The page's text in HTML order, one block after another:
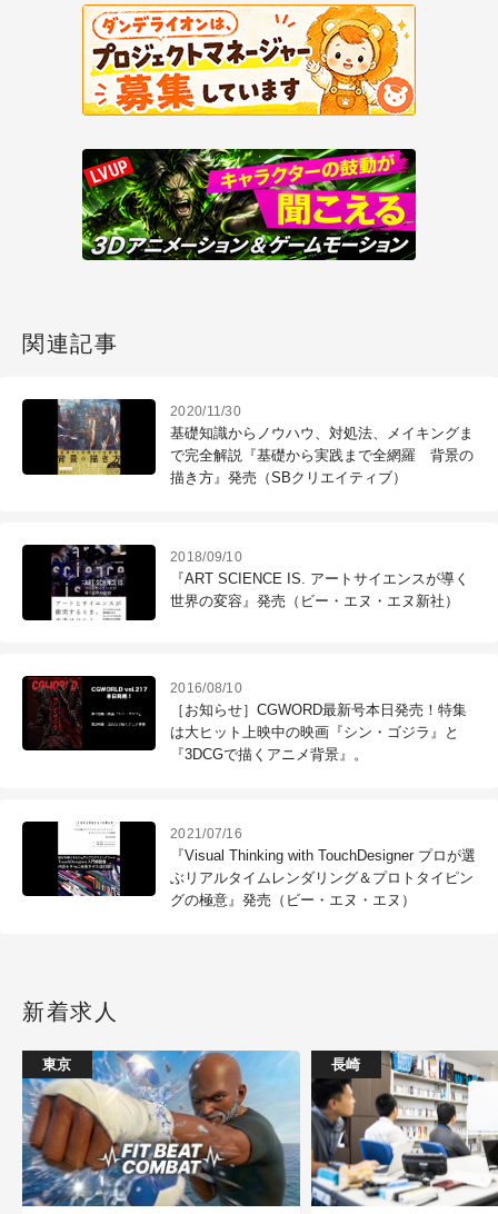
関連記事
2020/11/30
基礎知識からノウハウ、対処法、メイキングま
で完全解説『基礎から実践まで全網羅 背景の
描き方』発売（SBクリエイティブ）
2018/09/10
『ART SCIENCE IS. アートサイエンスが導く
世界の変容』発売（ビー・エヌ・エヌ新社）
2016/08/10
［お知らせ］CGWORD最新号本日発売！特集
は大ヒット上映中の映画『シン・ゴジラ』と
『3DCGで描くアニメ背景』。
2021/07/16
『Visual Thinking with TouchDesigner プロが選
ぶリアルタイムレンダリング＆プロトタイピン
グの極意』発売（ビー・エヌ・エヌ）
新着求人
東京 長崎